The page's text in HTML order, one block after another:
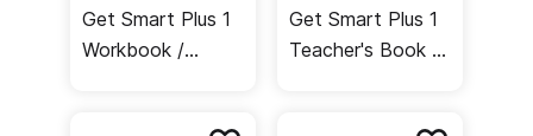
Get Smart Plus 1
Workbook /
Get Smart Plus 1
Teacher's Book /